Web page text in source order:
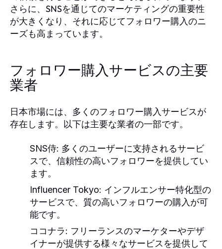
さらに、SNSを通じてのマーケティングの重要性
が大きくなり、それに応じてフォロワー購入のニ
ーズも高まっています。
フォロワー購入サービスの主要
業者
日本市場には、多くのフォロワー購入サービスが
存在します。以下は主要な業者の一部です。
SNS侍: 多くのユーザーに支持されるサービ
スで、信頼性の高いフォロワーを提供してい
ます。
Influencer Tokyo: インフルエンサー特化型の
サービスで、質の高いフォロワーの購入が可
能です。
ココナラ: フリーランスのマーケターやデザ
イナーが提供する様々なサービスを提供して